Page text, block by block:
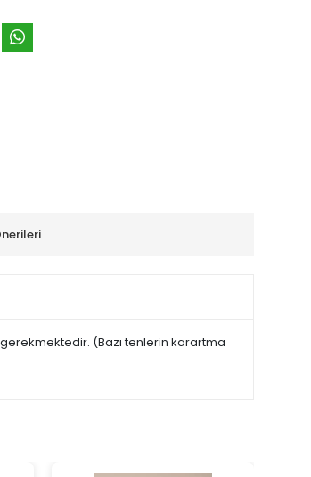
(Bazı tenlerin karartma